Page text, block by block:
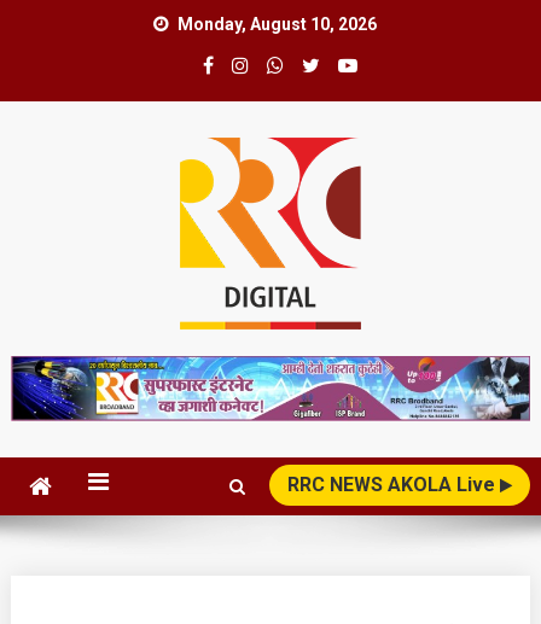
Monday, August 10, 2026
RRC News Network
RRC NEWS AKOLA Live